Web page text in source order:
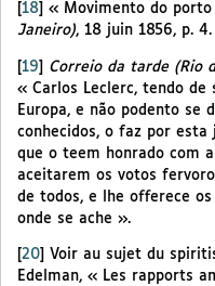
18 « Movimento do porto
Janeiro), 18 juin 1856, p. 4.
[19] Correio da tarde (Rio
« Carlos Leclerc, tendo
Europa, e não podento se
conhecidos, o faz por esta
que o teem honrado com
aceitarem os votos
de todos, e lhe offerece
onde se ache ».
20
Voir au sujet du
Edelman, « Les rapports